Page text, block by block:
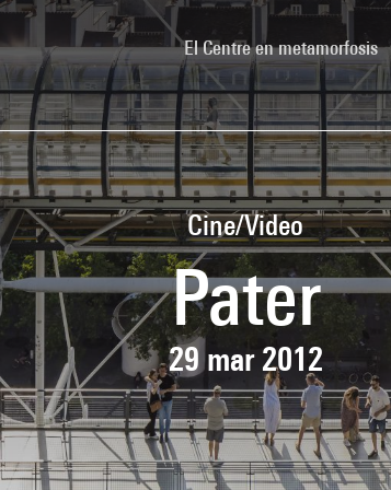
El Centre en metamorfosis
Cine/Video
Pater
29 mar 2012